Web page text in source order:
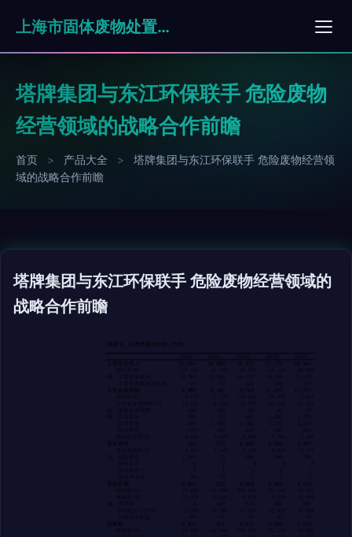
上海市固体废物处置有限公司
塔牌集团与东江环保联手 危险废物
经营领域的战略合作前瞻
首页 > 产品大全 >
塔牌集团与东江环保联手 危险废物经营领
域的战略合作前瞻
塔牌集团与东江环保联手 危险废物经营领域的
战略合作前瞻